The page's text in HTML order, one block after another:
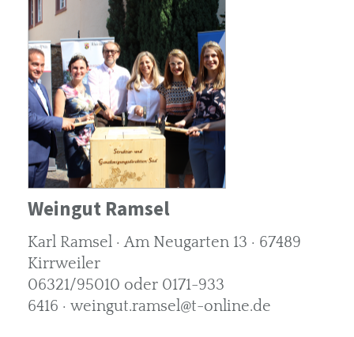
Weingut Ramsel
Karl Ramsel · Am Neugarten 13 · 67489
Kirrweiler
06321/95010 oder 0171-933
6416 · weingut.ramsel@t-online.de